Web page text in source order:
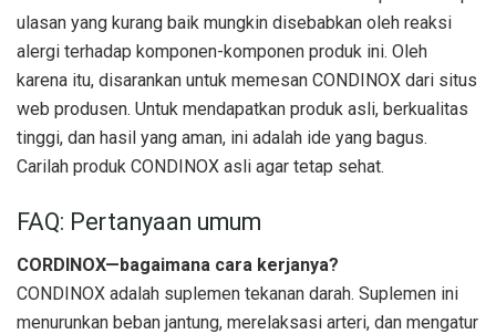
ulasan yang kurang baik mungkin disebabkan oleh reaksi
alergi terhadap komponen-komponen produk ini. Oleh
karena itu, disarankan untuk memesan CONDINOX dari situs
web produsen. Untuk mendapatkan produk asli, berkualitas
tinggi, dan hasil yang aman, ini adalah ide yang bagus.
Carilah produk CONDINOX asli agar tetap sehat.
FAQ: Pertanyaan umum
CORDINOX—bagaimana cara kerjanya?
CONDINOX adalah suplemen tekanan darah. Suplemen ini
menurunkan beban jantung, merelaksasi arteri, dan mengatur